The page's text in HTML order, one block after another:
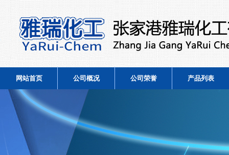
网站首页 公司概况 公司荣誉 产品列表